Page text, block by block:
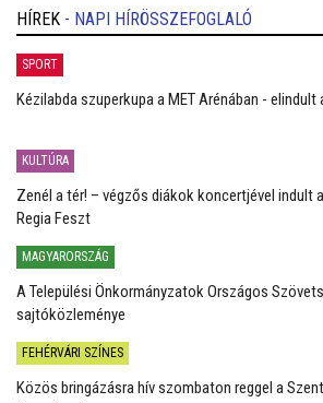
HÍREK - NAPI HÍRÖSSZEFOGLALÓ
SPORT
Kézilabda szuperkupa a MET Arénában -
KULTÚRA
Zenél a tér! – végzős diákok koncertjével indult
Regia Feszt
MAGYARORSZÁG
A Települési Önkormányzatok Országos
sajtóközleménye
FEHÉRVÁRI SZÍNES
Közös bringázásra hív szombaton reggel a